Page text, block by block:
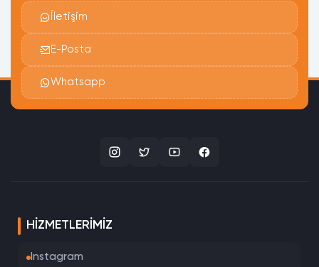
İletişim
E-Posta
Whatsapp
HIZMETLERIMIZ
Instagram